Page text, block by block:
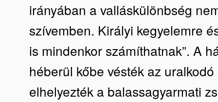
irányában a valláskülönbség
szívemben. Királyi kegyelemre
is mindenkor számíthatnak”. A
héberül kőbe vésték az
elhelyezték a balassagyarmati